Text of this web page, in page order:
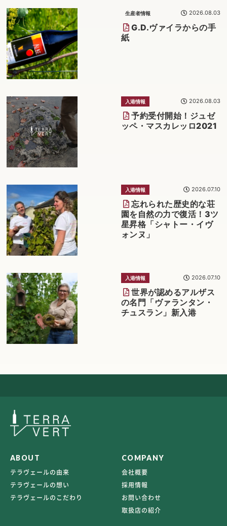
G.D.ヴァイラからの手
紙
生産者情報 2026.08.03
予約受付開始！ジュゼ
ッペ・マスカレッロ2021
入港情報 2026.08.03
忘れられた歴史的な荘
園を自然の力で復活！3ツ
星昇格「シャトー・イヴ
ォンヌ」
入港情報 2026.07.10
世界が認めるアルザス
の名門「ヴァランタン・
チュスラン」新入港
入港情報 2026.07.10
ABOUT
テラヴェールの由来
テラヴェールの想い
テラヴェールのこだわり
COMPANY
会社概要
採用情報
お問い合わせ
取扱店の紹介